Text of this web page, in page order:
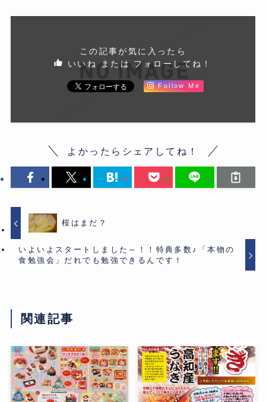
この記事が気に入ったら
いいね または フォローしてね！
Follow Me
よかったらシェアしてね！
桜はまだ？
いよいよスタートしました～！！特典多数♪「本物の
食勉強会」だれでも勉強できるんです！
関連記事